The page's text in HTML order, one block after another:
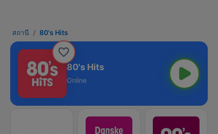
สถานี 80's Hits
80's Hits
Online